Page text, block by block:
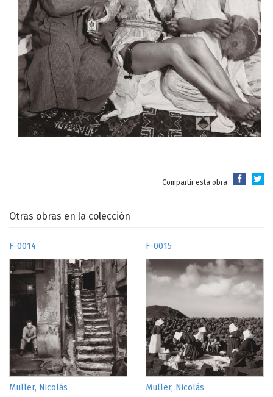
Compartir esta obra
Otras obras en la colección
F-0014
Muller, Nicolás
F-0015
Muller, Nicolás